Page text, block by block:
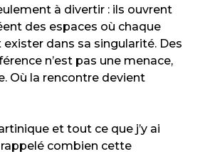
à divertir : ils ouvrent
des espaces où chaque
dans sa singularité. Des
n’est pas une menace,
Où la rencontre devient
et tout ce que j’y ai
combien cette